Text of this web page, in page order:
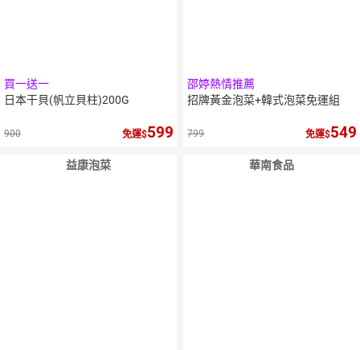
買一送一
日本干貝(帆立貝柱)200G
900 免運 599
邵婷熱情推薦
招牌黃金泡菜+韓式泡菜免運組
799 免運 549
益康泡菜 華南食品